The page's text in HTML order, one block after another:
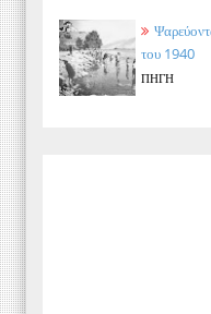
του 1940
ΠΗΓΗ